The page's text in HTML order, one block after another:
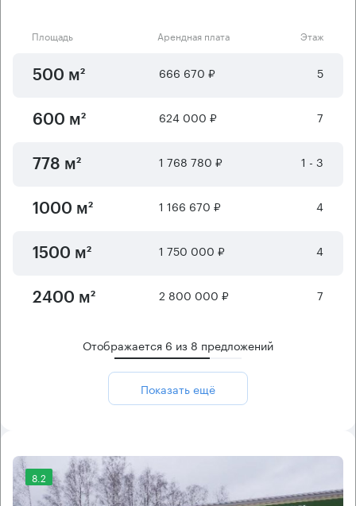
Площадь Арендная плата Этаж
500 м² 666 670 ₽ 5
600 м² 624 000 ₽ 7
778 м² 1 768 780 ₽ 1 - 3
1000 м² 1 166 670 ₽ 4
1500 м² 1 750 000 ₽ 4
2400 м² 2 800 000 ₽ 7
Отображается 6 из 8 предложений
Показать ещё
8.2